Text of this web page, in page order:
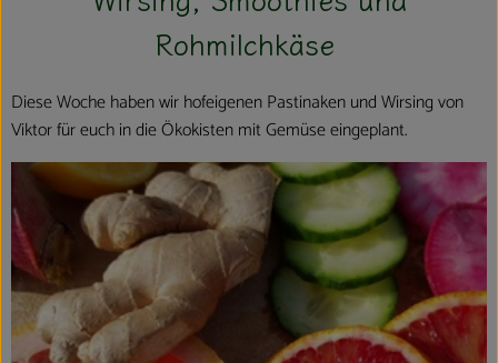
Kühltheke
Naturkost
Getränke
Haushaltswaren
So geht´s
Hofladen
Rohmilchkäse
Diese Woche haben wir hofeigenen Pastinaken und Wirsing von
Viktor für euch in die Ökokisten mit Gemüse eingeplant.